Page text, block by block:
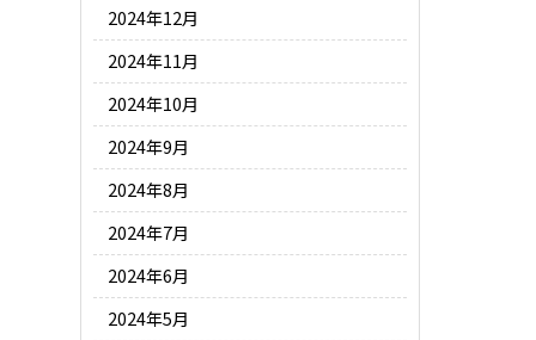
2024年12月
2024年11月
2024年10月
2024年9月
2024年8月
2024年7月
2024年6月
2024年5月